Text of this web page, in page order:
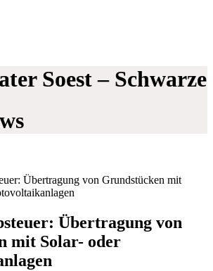
Soest – Schwarze
Übertragung von Grundstücken mit
Übertragung von
mit Solar- oder